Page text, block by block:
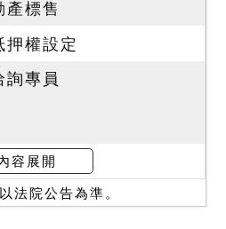
產標售
押權設定
詢專員
容展開
法院公告為準。